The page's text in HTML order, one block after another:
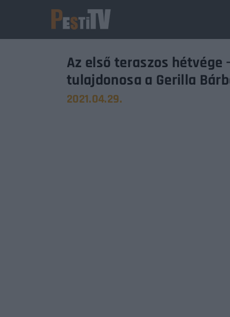
Az első teraszos hétvége
tulajdonosa a Gerilla
2021.04.29.